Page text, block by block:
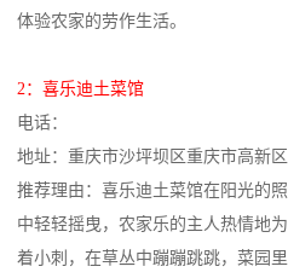
体验农家的劳作生活。
2：喜乐迪土菜馆
电话：
地址：重庆市沙坪坝区重庆市高新
推荐理由：喜乐迪土菜馆在阳光的
中轻轻摇曳，农家乐的主人热情地
着小刺，在草丛中蹦蹦跳跳，菜园